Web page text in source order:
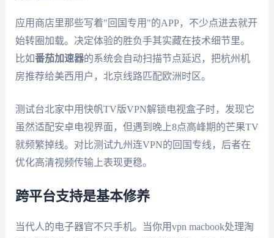
应用商店里那些写着"回国专用"的APP，不少点进去就开
始转圈加载。决定体验的胜负手其实藏在技术细节里。
比如番茄加速器的系统会自动扫描节点延迟，把杭州机
房推荐给美西用户，北京线路匹配欧洲时区。
测试台北家中用快帆TV版VPN解锁电视盒子时，发现它
虽然适配安卓电视界面，但遇到晚上8点高峰期的芒果TV
就频繁掉线。对比测试九州连VPN的回国专线，后者在
优化高清视频传输上表现更稳。
跨平台支持是基本修养
当代人的电子器官不只手机。当你用vpn macbook处理淘